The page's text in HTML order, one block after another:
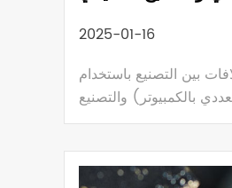
2025-01-16
بين التصنيع باستخدام
بالكمبيوتر) والتصنيع
الفنية إلى سيناريوهات